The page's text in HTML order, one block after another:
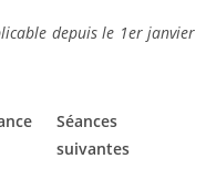
depuis le 1er janvier
Séances
suivantes